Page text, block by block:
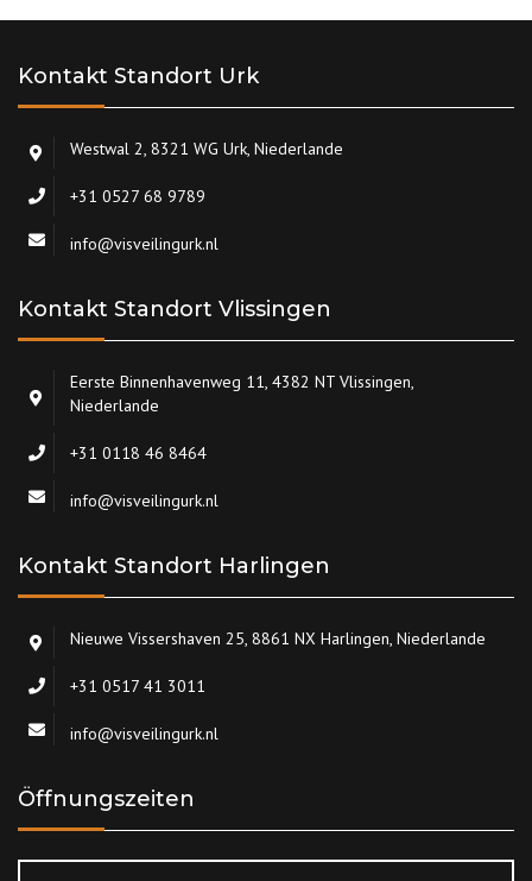
Kontakt Standort Urk
Westwal 2, 8321 WG Urk, Niederlande
+31 0527 68 9789
info@visveilingurk.nl
Kontakt Standort Vlissingen
Eerste Binnenhavenweg 11, 4382 NT Vlissingen,
Niederlande
+31 0118 46 8464
info@visveilingurk.nl
Kontakt Standort Harlingen
Nieuwe Vissershaven 25, 8861 NX Harlingen, Niederlande
+31 0517 41 3011
info@visveilingurk.nl
Öffnungszeiten